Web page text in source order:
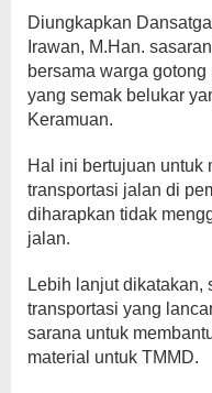
Diungkapkan
Irawan, M.Han.
bersama warga
yang semak belukar
Keramuan.
Hal ini bertujuan untuk
transportasi jalan di
diharapkan tidak
jalan.
Lebih lanjut dikatakan,
transportasi yang
sarana untuk
material untuk TMMD.